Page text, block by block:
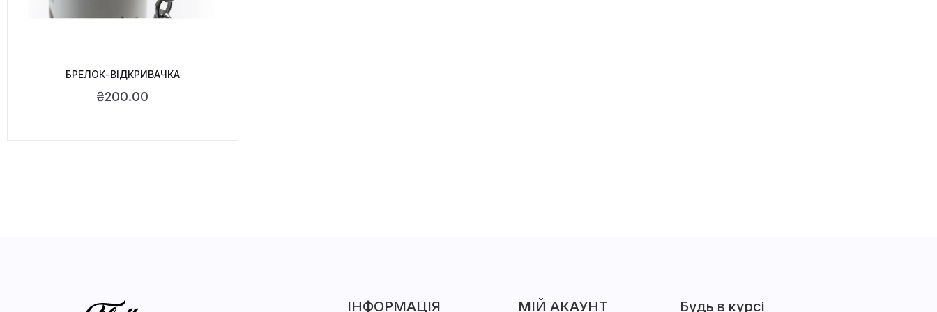
БРЕЛОК-ВІДКРИВАЧКА
₴200.00
ІНФОРМАЦІЯ МІЙ АКАУНТ Будь в курсі